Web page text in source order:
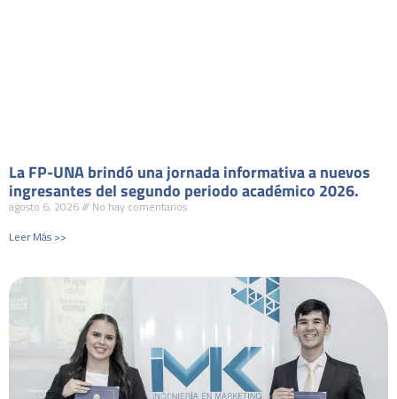
La FP-UNA brindó una jornada informativa a nuevos
ingresantes del segundo periodo académico 2026.
agosto 6, 2026
No hay comentarios
Leer Más >>